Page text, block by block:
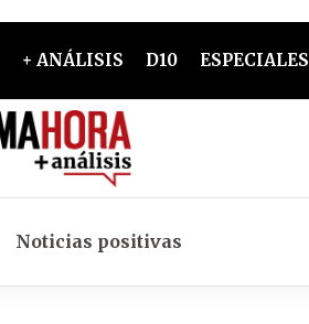
+ ANÁLISIS D10 ESPECIALES
Noticias positivas